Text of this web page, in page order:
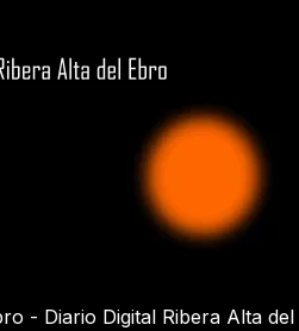
- Diario Digital Ribera Alta del